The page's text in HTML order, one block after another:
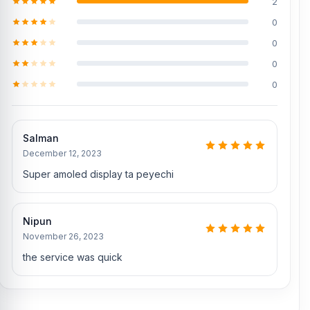
0
0
0
0
Salman
December 12, 2023
Super amoled display ta peyechi
Nipun
November 26, 2023
the service was quick